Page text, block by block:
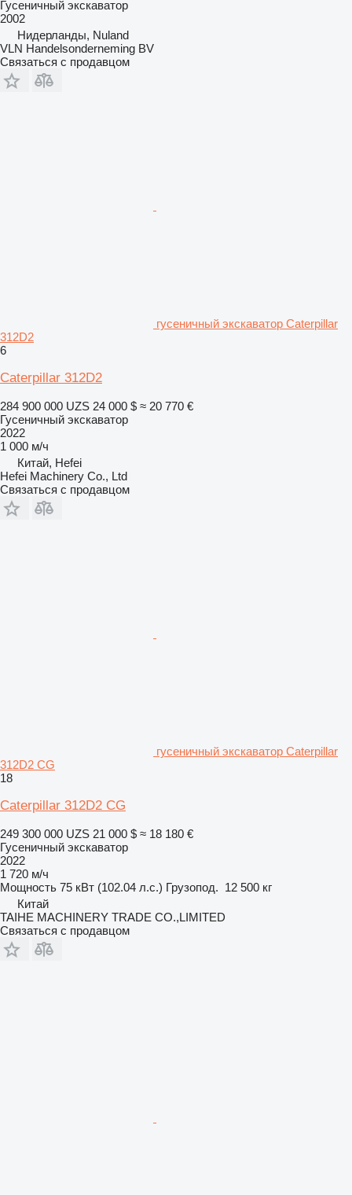
Гусеничный экскаватор
2002
Нидерланды, Nuland
VLN Handelsonderneming BV
Связаться с продавцом
гусеничный экскаватор Caterpillar
312D2
6
Caterpillar 312D2
284 900 000 UZS 24 000 $ ≈ 20 770 €
Гусеничный экскаватор
2022
1 000 м/ч
Китай, Hefei
Hefei Machinery Co., Ltd
Связаться с продавцом
гусеничный экскаватор Caterpillar
312D2 CG
18
Caterpillar 312D2 CG
249 300 000 UZS 21 000 $ ≈ 18 180 €
Гусеничный экскаватор
2022
1 720 м/ч
Мощность 75 кВт (102.04 л.с.) Грузопод. 12 500 кг
Китай
TAIHE MACHINERY TRADE CO.,LIMITED
Связаться с продавцом